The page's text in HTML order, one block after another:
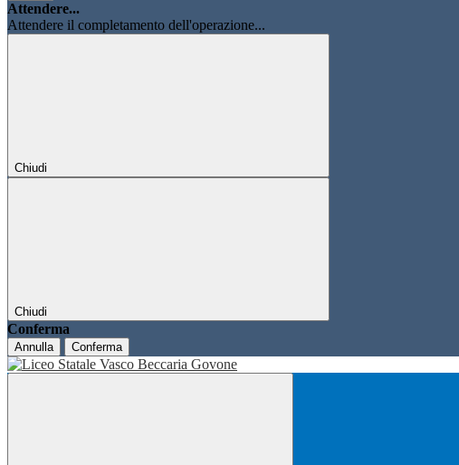
Attendere...
Attendere il completamento dell'operazione...
Chiudi
Chiudi
Conferma
Annulla Conferma